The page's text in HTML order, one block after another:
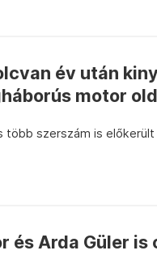
év után
motor
több szerszám is előkerült
és Arda Güler is